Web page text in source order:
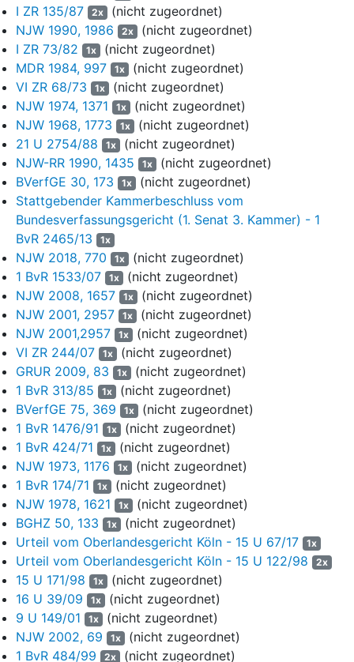
Jahres 1974 die Inbesitznahme durch die Schwesternfamilie des
in ihrer Obhut befindlichen Gründernachlasses für legitim.
Wegen der genauen Einzelheiten wird auf die als Anlage ASt.12
eingereichte Ablichtung dieser "autoritativen Entscheidung"
sowie deren als Anlage ASt.13 eingereichte Begründung Bezug
genommen.
5
Die in Italien wohnhafte Antragsgegnerin zu 2) ist katholische
Theologin, Kirchenhistorikerin und Archivarin sowie
Verfasserin der von der Antragsgegnerin zu 1) verlegten und im
Oktober 2020 erschienenen streitgegenständlichen Publikation
"Vater darf das!" (ISBN 978-3-95948-XXX-X; Anlagen ASt.2 und
ASt.3). Bereits am 01.07.2020 kündigte "Die Tagespost" unter
der Überschrift "Exklusiv: Dokumente bezichtigen Pater Xxxxx
des sexuellen Missbrauchs"(Anlage B2) einen dort am
02.07.2020 unter dem Titel"Väter dürfen das tun"
veröffentlichten Artikel (Anlage B3) an. In der Ankündigung heißt
es einleitend wie folgt:
6 "Die Auswertung der Archive aus der Zeit Pius XII.
belastet mit Pater Josef Xxxxx eine bekannte Gestalt der
Kirchengeschichte des 20. Jahrhunderts schwer. In
einem exklusiven Beitrag für "Die Tagespost"
(Donnerstagsausgabe) legt die in Rom wirkende
Theologin und Kirchenhistorikerin A. v. T. auf der
Grundlage bislang unausgewerteter Dokumente dar,
dass der Gründer der Gemeinschaft der
Marienschwestern von Schwestern des systematischen
Machtmissbrauchs und sexuellen Missbrauchs in einem
Fall bezichtigt wurde."
7
Wegen der weiteren Einzelheiten der Ankündigung sowie
wegen der Einzelheiten des angekündigten Berichts wird auf
die als Anlagen B2 und B3 eingereichten Ablichtungen
verwiesen. Zu den darin erhobenen Vorwürfen veröffentlichte
das Schönstatt International Generalpräsidium am 01.07.2020
(Anlage B6) und am 02.07.2020 (Anlage B4/Anlage A3 der
Schutzschrift) eine Stellungnahme sowie am 08.07.2020 eine
I ZR 135/87
2x (nicht zugeordnet)
NJW 1990, 1986
2x (nicht zugeordnet)
I ZR 73/82
1x (nicht zugeordnet)
MDR 1984, 997
1x (nicht zugeordnet)
VI ZR 68/73
1x (nicht zugeordnet)
NJW 1974, 1371
1x (nicht zugeordnet)
NJW 1968, 1773
1x (nicht zugeordnet)
21 U 2754/88
1x (nicht zugeordnet)
NJW-RR 1990, 1435
1x (nicht zugeordnet)
BVerfGE 30, 173
1x (nicht zugeordnet)
Stattgebender Kammerbeschluss vom
Bundesverfassungsgericht (1. Senat 3. Kammer) - 1
BvR 2465/13
1x
NJW 2018, 770 1x (nicht zugeordnet)
1 BvR 1533/07
1x (nicht zugeordnet)
NJW 2008, 1657
1x (nicht zugeordnet)
NJW 2001, 2957
1x (nicht zugeordnet)
NJW 2001,2957
1x (nicht zugeordnet)
VI ZR 244/07
1x (nicht zugeordnet)
GRUR 2009, 83
1x (nicht zugeordnet)
1 BvR 313/85
1x (nicht zugeordnet)
BVerfGE 75, 369
1x (nicht zugeordnet)
1 BvR 1476/91
1x (nicht zugeordnet)
1 BvR 424/71
1x (nicht zugeordnet)
NJW 1973, 1176
1x (nicht zugeordnet)
1 BvR 174/71
1x (nicht zugeordnet)
NJW 1978, 1621
1x (nicht zugeordnet)
BGHZ 50, 133
1x (nicht zugeordnet)
Urteil vom Oberlandesgericht Köln - 15 U 67/17
1x
Urteil vom Oberlandesgericht Köln - 15 U 122/98 2x
15 U 171/98 1x (nicht zugeordnet)
16 U 39/09
1x (nicht zugeordnet)
9 U 149/01
1x (nicht zugeordnet)
NJW 2002, 69
1x (nicht zugeordnet)
1 BvR 484/99
2x (nicht zugeordnet)